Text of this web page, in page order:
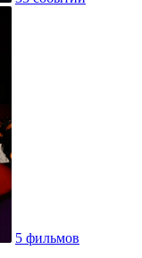
5 фильмов